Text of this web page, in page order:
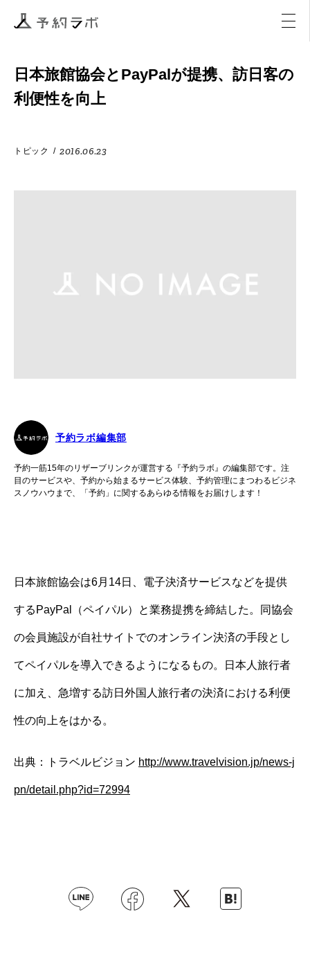
アクティビティ
日本旅館協会とPayPalが提携、訪日客の
利便性を向上
トピック / 2016.06.23
予約ラボ編集部
予約一筋15年のリザーブリンクが運営する『予約ラボ』の編集部です。注
目のサービスや、予約から始まるサービス体験、予約管理にまつわるビジネ
スノウハウまで、「予約」に関するあらゆる情報をお届けします！
日本旅館協会は6月14日、電子決済サービスなどを提供
するPayPal（ペイパル）と業務提携を締結した。同協会
の会員施設が自社サイトでのオンライン決済の手段とし
てペイパルを導入できるようになるもの。日本人旅行者
に加え、急増する訪日外国人旅行者の決済における利便
性の向上をはかる。
出典：トラベルビジョン http://www.travelvision.jp/news-j
pn/detail.php?id=72994